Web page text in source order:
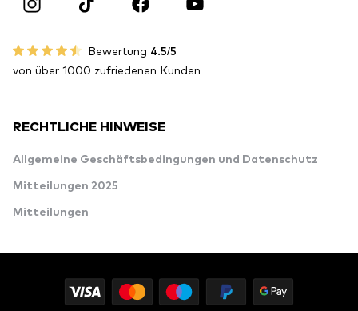
Bewertung 4.5/5
von über 1000 zufriedenen Kunden
RECHTLICHE HINWEISE
Allgemeine Geschäftsbedingungen und Datenschutz
Mitteilungen 2025
Mitteilungen